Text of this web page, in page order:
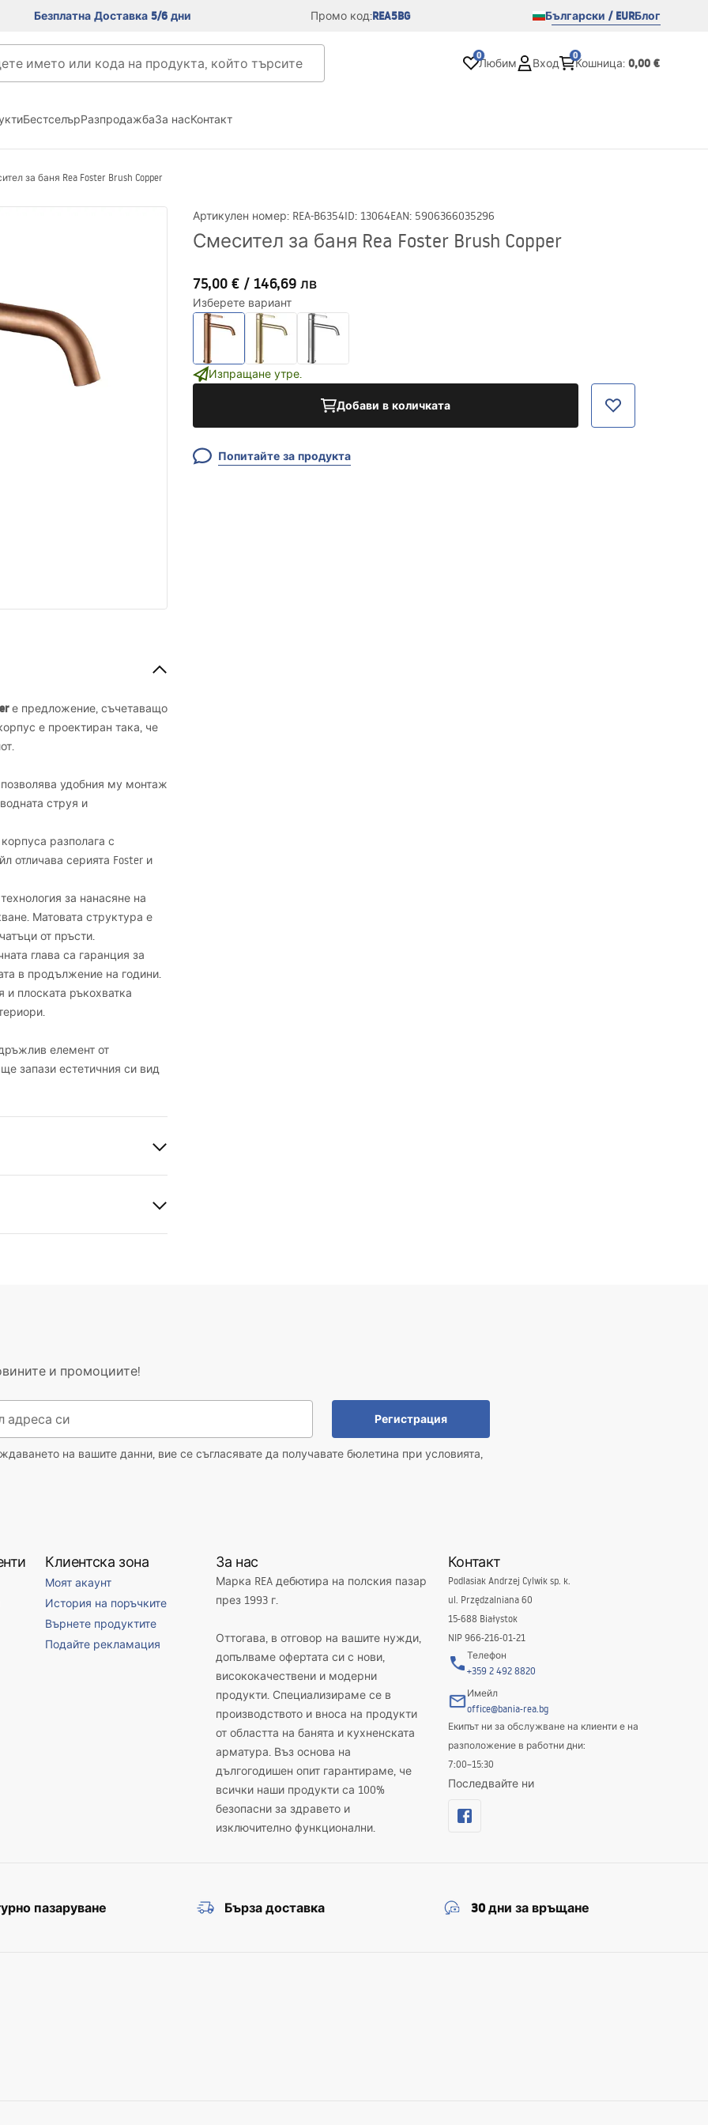
Безплатна Доставка 5/6 дни Промо код:REA5BG Български / EURБлог
0
Любим Вход
0
Кошница: 0,00 €
БестселърРазпродажбаЗа насКонтакт
за баня Rea Foster Brush Copper
Артикулен номер: REA-B6354ID: 13064EAN: 5906366035296
Смесител за баня Rea Foster Brush Copper
75,00 € / 146,69 лв
Изберете вариант
Изпращане утре.
Добави в количката
Попитайте за продукта
е предложение, съчетаващо
е проектиран така, че
удобния му монтаж
струя и
разполага с
отличава серията Foster и
за нанасяне на
Матовата структура е
от пръсти.
глава са гаранция за
в продължение на години.
и плоската ръкохватка
елемент от
запази естетичния си вид
и промоциите!
Регистрация
на вашите данни, вие се съгласявате да получавате бюлетина при условията,
Клиентска зона
Моят акаунт
История на поръчките
Върнете продуктите
Подайте рекламация
За нас
Марка REA дебютира на полския пазар
през 1993 г.
Оттогава, в отговор на вашите нужди,
допълваме офертата си с нови,
висококачествени и модерни
продукти. Специализираме се в
производството и вноса на продукти
от областта на банята и кухненската
арматура. Въз основа на
дългогодишен опит гарантираме, че
всички наши продукти са 100%
безопасни за здравето и
изключително функционални.
Контакт
Podlasiak Andrzej Cylwik sp. k.
ul. Przędzalniana 60
15-688 Białystok
NIP 966-216-01-21
Телефон
+359 2 492 8820
Имейл
office@bania-rea.bg
Екипът ни за обслужване на клиенти е на
разположение в работни дни:
7:00–15:30
Последвайте ни
пазаруване Бърза доставка 30 дни за връщане